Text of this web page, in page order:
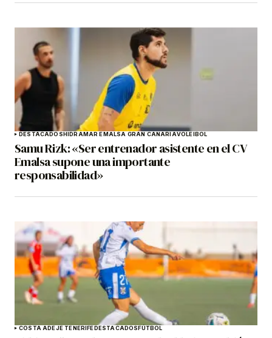
DESTACADOSHIDRAMAR EMALSA GRAN CANARIAVOLEIBOL
Samu Rizk: «Ser entrenador asistente en el CV
Emalsa supone una importante
responsabilidad»
COSTA ADEJE TENERIFEDESTACADOSFÚTBOL